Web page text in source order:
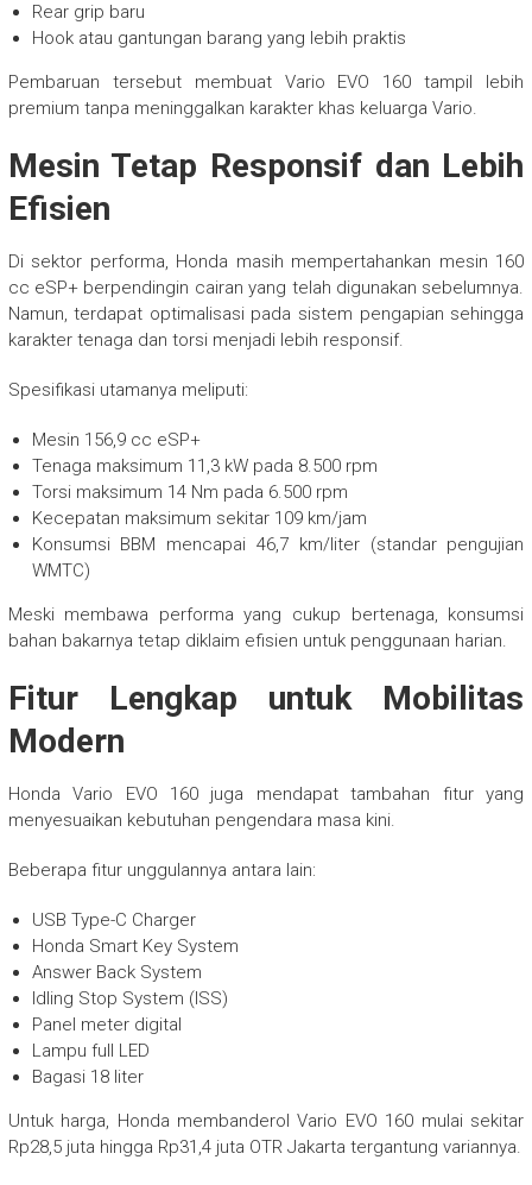
Rear grip baru
Hook atau gantungan barang yang lebih praktis
Pembaruan tersebut membuat Vario EVO 160 tampil lebih
premium tanpa meninggalkan karakter khas keluarga Vario.
Mesin Tetap Responsif dan Lebih
Efisien
Di sektor performa, Honda masih mempertahankan mesin 160
cc eSP+ berpendingin cairan yang telah digunakan sebelumnya.
Namun, terdapat optimalisasi pada sistem pengapian sehingga
karakter tenaga dan torsi menjadi lebih responsif.
Spesifikasi utamanya meliputi:
Mesin 156,9 cc eSP+
Tenaga maksimum 11,3 kW pada 8.500 rpm
Torsi maksimum 14 Nm pada 6.500 rpm
Kecepatan maksimum sekitar 109 km/jam
Konsumsi BBM mencapai 46,7 km/liter (standar pengujian
WMTC)
Meski membawa performa yang cukup bertenaga, konsumsi
bahan bakarnya tetap diklaim efisien untuk penggunaan harian.
Fitur Lengkap untuk Mobilitas
Modern
Honda Vario EVO 160 juga mendapat tambahan fitur yang
menyesuaikan kebutuhan pengendara masa kini.
Beberapa fitur unggulannya antara lain:
USB Type-C Charger
Honda Smart Key System
Answer Back System
Idling Stop System (ISS)
Panel meter digital
Lampu full LED
Bagasi 18 liter
Untuk harga, Honda membanderol Vario EVO 160 mulai sekitar
Rp28,5 juta hingga Rp31,4 juta OTR Jakarta tergantung variannya.